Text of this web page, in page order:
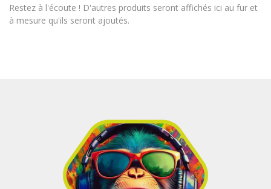
Restez à l'écoute ! D'autres produits seront affichés ici au fur et
à mesure qu'ils seront ajoutés.